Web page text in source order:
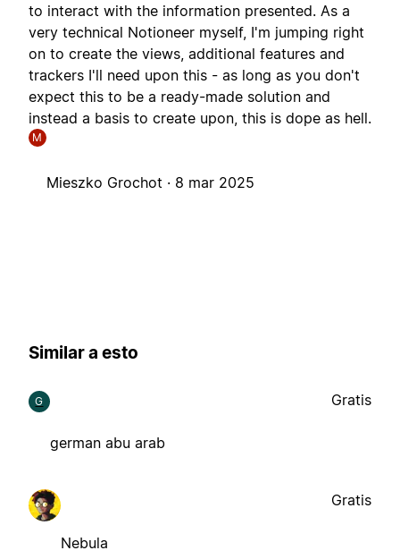
to interact with the information presented. As a
very technical Notioneer myself, I'm jumping right
on to create the views, additional features and
trackers I'll need upon this - as long as you don't
expect this to be a ready-made solution and
instead a basis to create upon, this is dope as hell.
M
Mieszko Grochot · 8 mar 2025
Similar a esto
G
german abu arab
Gratis
Nebula
Gratis